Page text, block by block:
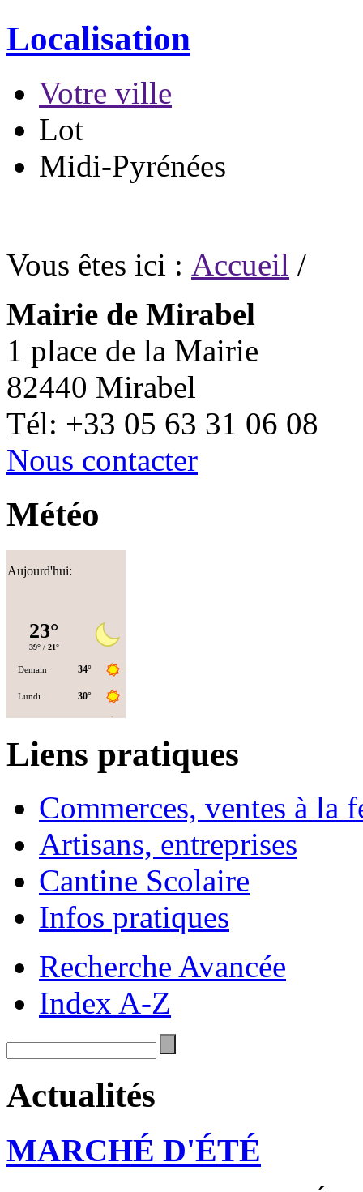
Localisation
Votre ville
Lot
Midi-Pyrénées
Vous êtes ici : Accueil /
Mairie de Mirabel
1 place de la Mairie
82440 Mirabel
Tél: +33 05 63 31 06 08
Nous contacter
Météo
Aujourd'hui:
Liens pratiques
Commerces, ventes à la
Artisans, entreprises
Cantine Scolaire
Infos pratiques
Recherche Avancée
Index A-Z
Actualités
MARCHÉ D'ÉTÉ